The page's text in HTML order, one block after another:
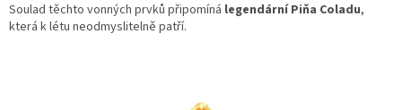
Soulad těchto vonných prvků připomíná legendární Piňa Coladu,
která k létu neodmyslitelně patří.